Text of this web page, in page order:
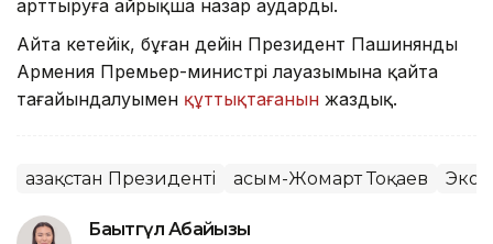
арттыруға айрықша назар аударды.
Айта кетейік, бұған дейін Президент Пашинянды
Армения Премьер-министрі лауазымына қайта
тағайындалуымен құттықтағанын жаздық.
Қазақстан Президенті Қасым-Жомарт Тоқаев
Бақытгүл Абайқызы